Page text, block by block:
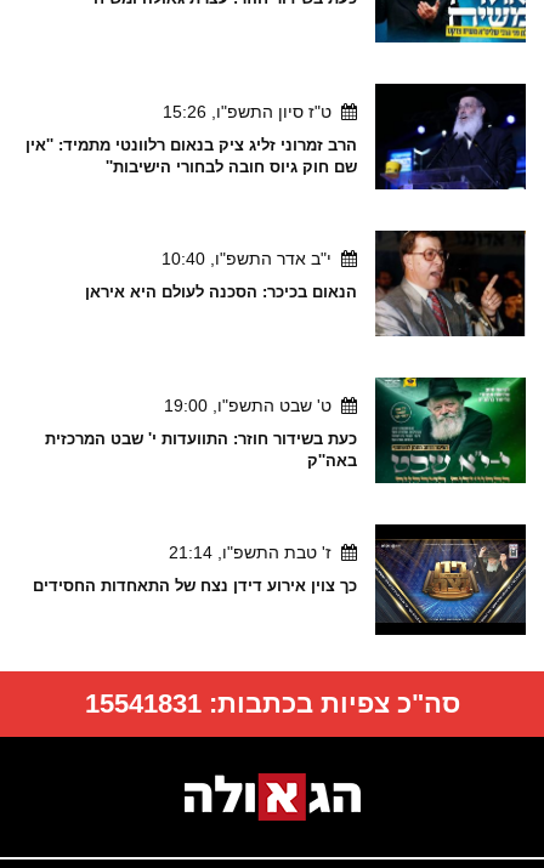
ט"ז סיון התשפ"ו, 15:26
הרב זמרוני זליג ציק בנאום רלוונטי מתמיד: ''אין
שם חוק גיוס חובה לבחורי הישיבות''
י"ב אדר התשפ"ו, 10:40
הנאום בכיכר: הסכנה לעולם היא איראן
ט' שבט התשפ"ו, 19:00
כעת בשידור חוזר: התוועדות י' שבט המרכזית
באה''ק
ז' טבת התשפ"ו, 21:14
כך צוין אירוע דידן נצח של התאחדות החסידים
סה"כ צפיות בכתבות:15541831